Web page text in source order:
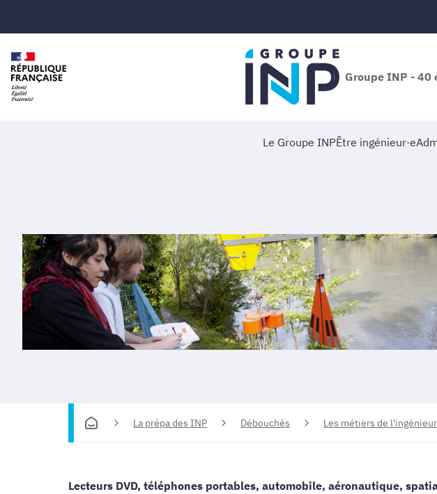
Groupe INP - 40
Le Groupe INPÊtre ingénieur·e
La prépa des INP Débouchés Les métiers de
Lecteurs DVD, téléphones portables, automobile, aéronautique,